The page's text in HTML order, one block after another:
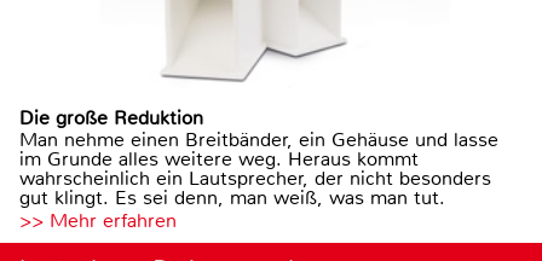
Die große Reduktion
Man nehme einen Breitbänder, ein Gehäuse und lasse
im Grunde alles weitere weg. Heraus kommt
wahrscheinlich ein Lautsprecher, der nicht besonders
gut klingt. Es sei denn, man weiß, was man tut.
>> Mehr erfahren